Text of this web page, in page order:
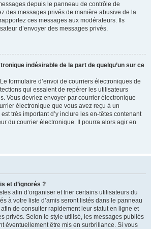
depuis le panneau de contrôle de
des messages privés de manière abusive de la
ces messages aux modérateurs. Ils
d’envoyer des messages privés.
indésirable de la part de quelqu’un sur ce
formulaire d’envoi de courriers électroniques de
qui essaient de repérer les utilisateurs
Vous devriez envoyer par courrier électronique
électronique que vous avez reçu à un
très important d’y inclure les en-têtes contenant
du courrier électronique. Il pourra alors agir en
et d’ignorés ?
afin d’organiser et trier certains utilisateurs du
à votre liste d’amis seront listés dans le panneau
de consulter rapidement leur statut en ligne et
privés. Selon le style utilisé, les messages publiés
éventuellement être mis en surbrillance. Si vous